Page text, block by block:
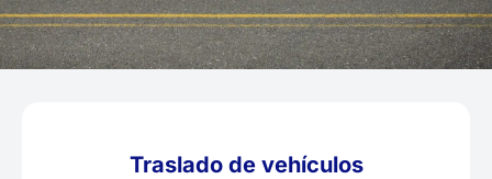
Traslado de vehículos